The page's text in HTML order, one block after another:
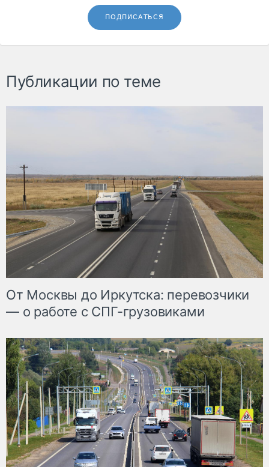
ПОДПИСАТЬСЯ
Публикации по теме
От Москвы до Иркутска: перевозчики
— о работе с СПГ-грузовиками